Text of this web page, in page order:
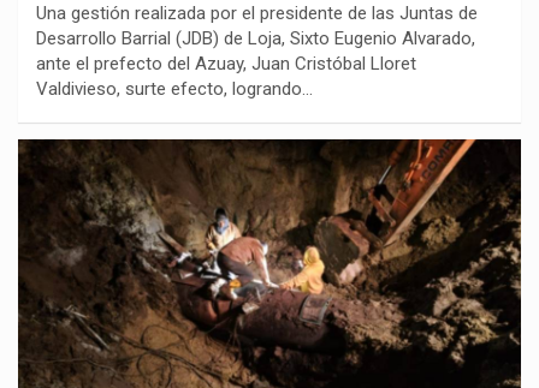
Una gestión realizada por el presidente de las Juntas de
Desarrollo Barrial (JDB) de Loja, Sixto Eugenio Alvarado,
ante el prefecto del Azuay, Juan Cristóbal Lloret
Valdivieso, surte efecto, logrando…